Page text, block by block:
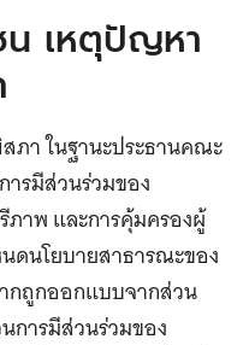
น เหตุปัญหา
ภา ในฐานะประธานคณะ
รมีส่วนร่วมของ
าพ และการคุ้มครองผู้
ดนโยบายสาธารณะของ
กถูกออกแบบจากส่วน
การมีส่วนร่วมของ